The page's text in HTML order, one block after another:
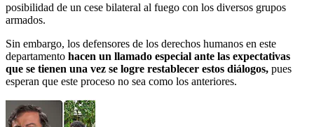
posibilidad de un cese bilateral al fuego con los diversos grupos
armados.
Sin embargo, los defensores de los derechos humanos en este
departamento hacen un llamado especial ante las expectativas
que se tienen una vez se logre restablecer estos diálogos, pues
esperan que este proceso no sea como los anteriores.